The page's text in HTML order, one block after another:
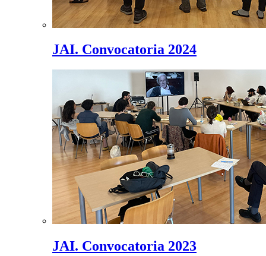
JAI. Convocatoria 2024
JAI. Convocatoria 2023